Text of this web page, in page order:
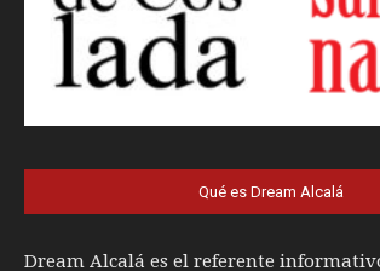
Qué es Dream Alcalá
Dream Alcalá es el referente